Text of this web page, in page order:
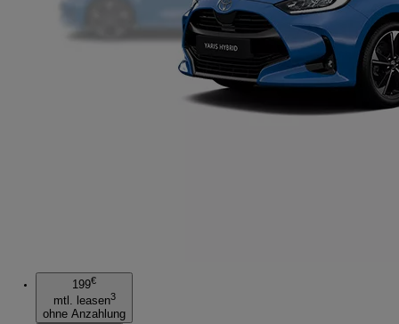
199€
mtl. leasen3
ohne Anzahlung